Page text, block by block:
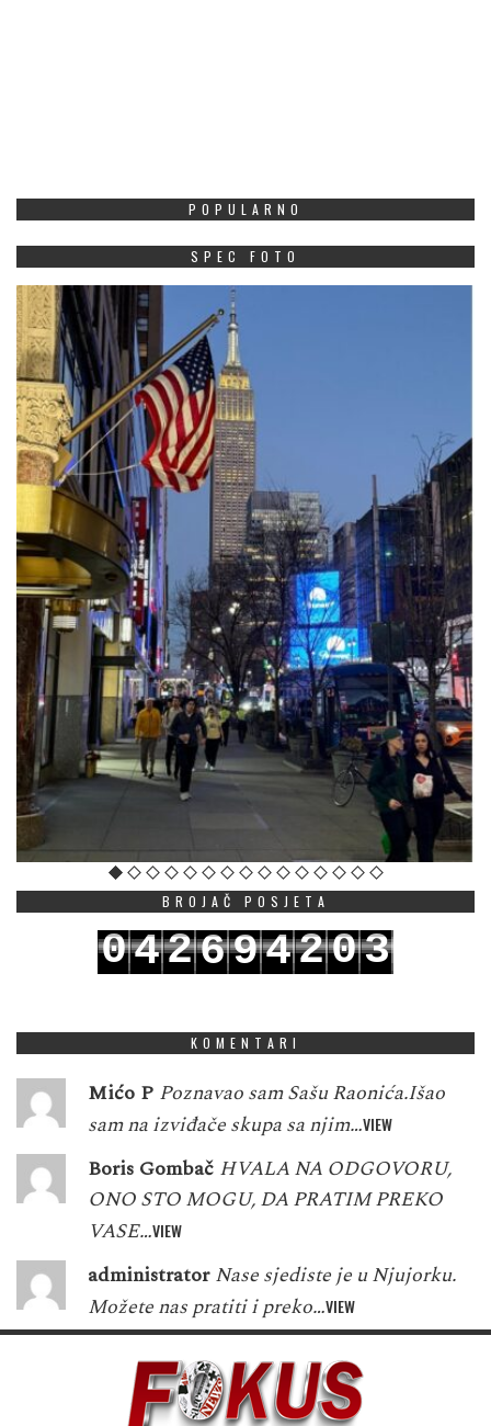
POPULARNO
SPEC FOTO
BROJAČ POSJETA
042694203
KOMENTARI
Mićo P Poznavao sam Sašu Raonića.Išao
sam na izviđače skupa sa njim…VIEW
Boris Gombač HVALA NA ODGOVORU,
ONO STO MOGU, DA PRATIM PREKO
VASE…VIEW
administrator Nase sjediste je u Njujorku.
Možete nas pratiti i preko…VIEW